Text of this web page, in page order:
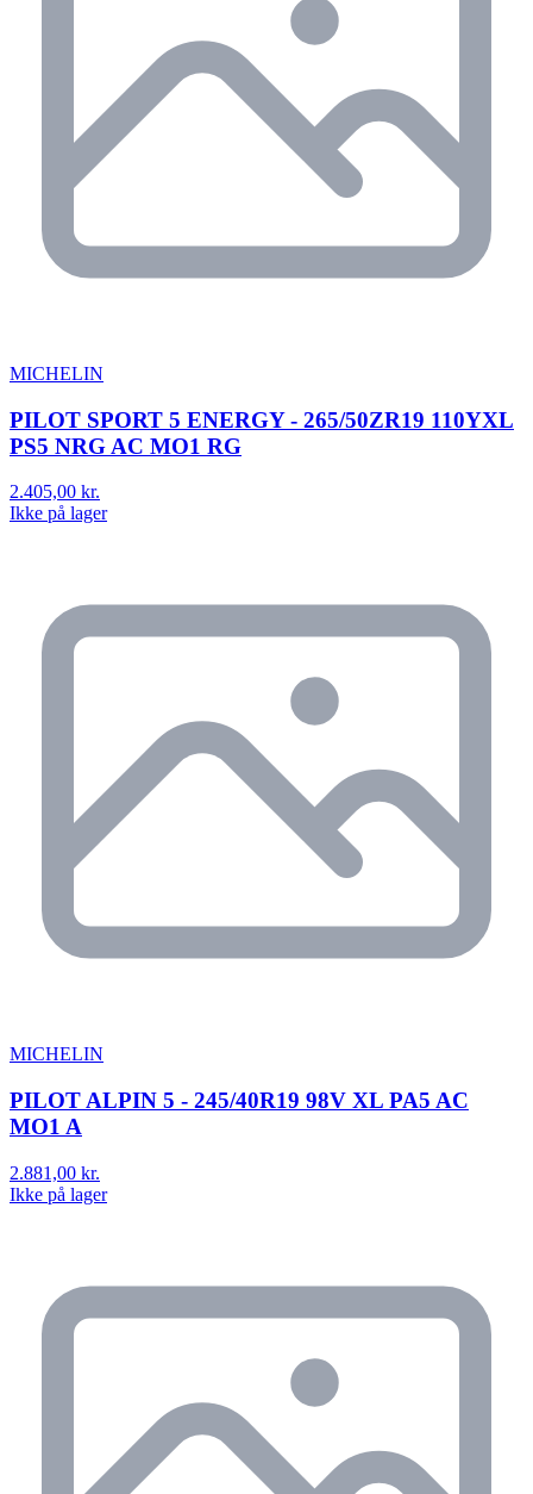
MICHELIN
PILOT SPORT 5 ENERGY - 265/50ZR19 110YXL
PS5 NRG AC MO1 RG
2.405,00 kr.
Ikke på lager
MICHELIN
PILOT ALPIN 5 - 245/40R19 98V XL PA5 AC
MO1 A
2.881,00 kr.
Ikke på lager